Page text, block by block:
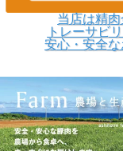
当店は精
トレーサビ
安心・安全な